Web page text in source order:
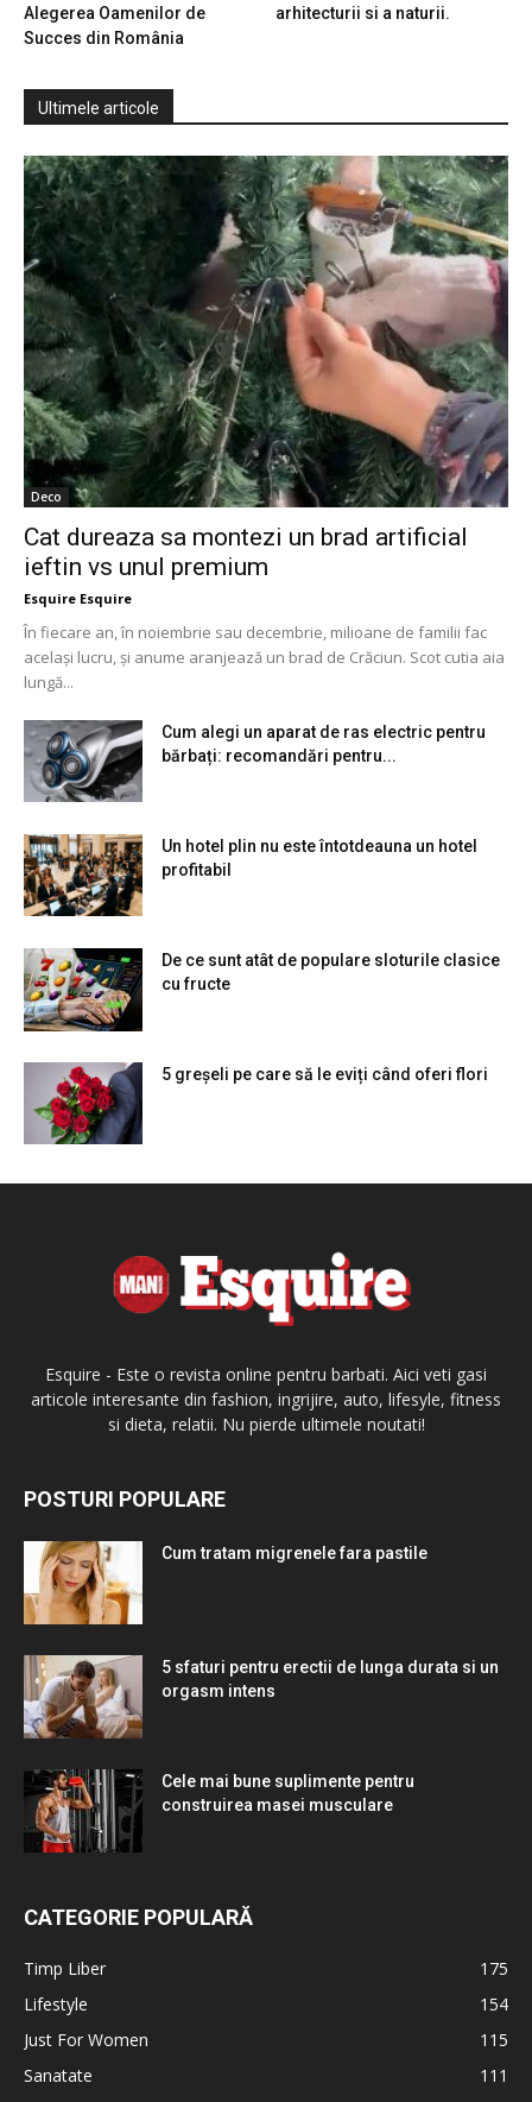
Alegerea Oamenilor de
Succes din România
arhitecturii si a naturii.
Ultimele articole
Deco
Cat dureaza sa montezi un brad artificial
ieftin vs unul premium
Esquire Esquire
În fiecare an, în noiembrie sau decembrie, milioane de familii fac
același lucru, și anume aranjează un brad de Crăciun. Scot cutia aia
lungă...
Cum alegi un aparat de ras electric pentru
bărbați: recomandări pentru...
Un hotel plin nu este întotdeauna un hotel
profitabil
De ce sunt atât de populare sloturile clasice
cu fructe
5 greșeli pe care să le eviți când oferi flori
Esquire - Este o revista online pentru barbati. Aici veti gasi
articole interesante din fashion, ingrijire, auto, lifesyle, fitness
si dieta, relatii. Nu pierde ultimele noutati!
POSTURI POPULARE
Cum tratam migrenele fara pastile
5 sfaturi pentru erectii de lunga durata si un
orgasm intens
Cele mai bune suplimente pentru
construirea masei musculare
CATEGORIE POPULARĂ
Timp Liber
175
Lifestyle
154
Just For Women
115
Sanatate
111